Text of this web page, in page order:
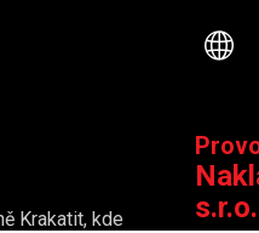
Krakatit, kde
s.r.o.